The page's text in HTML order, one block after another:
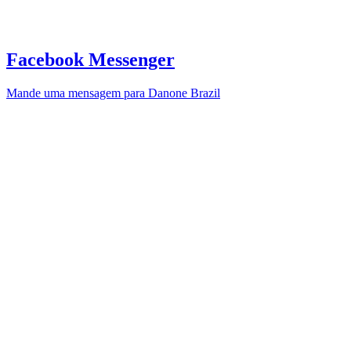
Facebook Messenger
Mande uma mensagem para Danone Brazil